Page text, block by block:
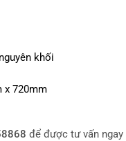
khối
x 720mm
để được tư vấn